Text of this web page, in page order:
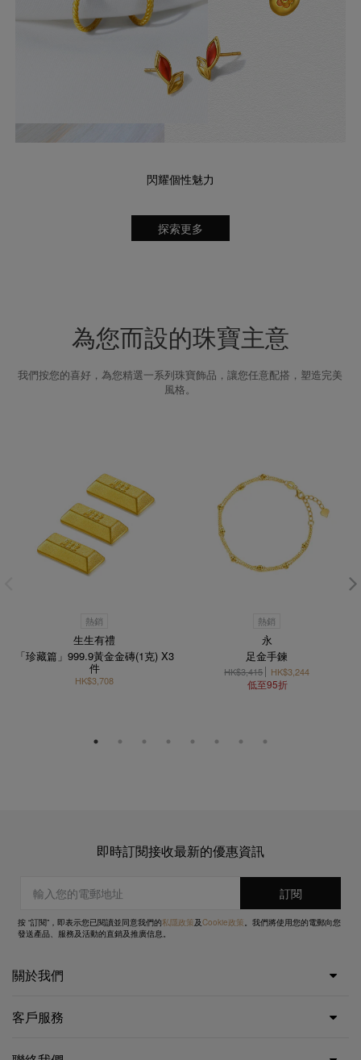
閃耀個性魅力
探索更多
為您而設的珠寶主意
我們按您的喜好，為您精選一系列珠寶飾品，讓您任意配搭，塑造完美
風格。
熱銷
生生有禮
「珍藏篇」999.9黃金金磚(1克) X3
件
HK$3,708
熱銷
永
足金手鍊
HK$3,415 HK$3,244
低至95折
即時訂閱接收最新的優惠資訊
按 “訂閱”，即表示您已閱讀並同意我們的私隱政策及Cookie政策。我們將使用您的電郵向您
發送產品、服務及活動的直銷及推廣信息。
關於我們
客戶服務